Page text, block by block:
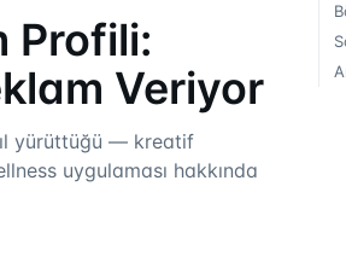
Profili:
Veriyor
yürüttüğü — kreatif
uygulaması hakkında